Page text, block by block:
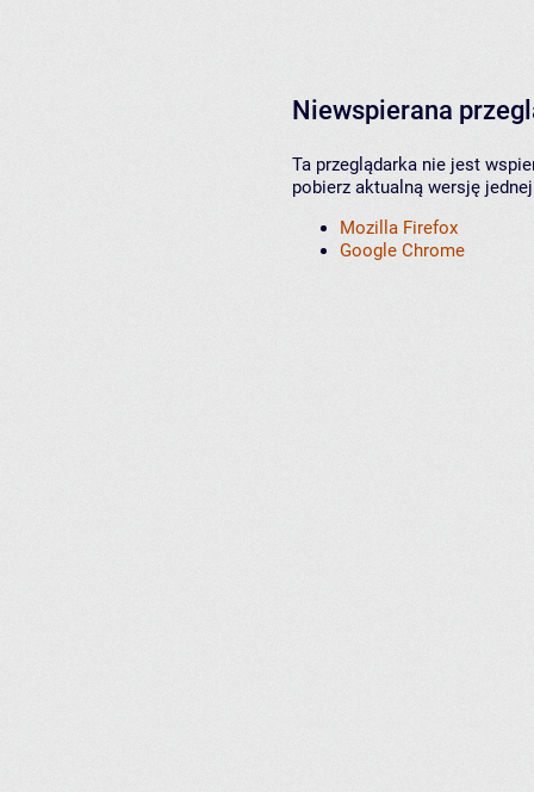
Niewspierana
Ta przeglądarka nie jest
pobierz aktualną wersję
Mozilla Firefox
Google Chrome